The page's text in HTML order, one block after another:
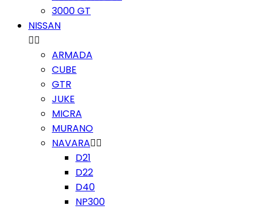
3000 GT
NISSAN

ARMADA
CUBE
GTR
JUKE
MICRA
MURANO
NAVARA
D21
D22
D40
NP300